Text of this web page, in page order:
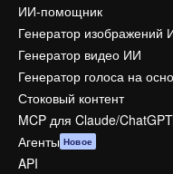
ИИ-помощник
Генератор изображений
Генератор видео ИИ
Генератор голоса на
Стоковый контент
MCP для Claude/ChatGPT
Агенты Новое
API